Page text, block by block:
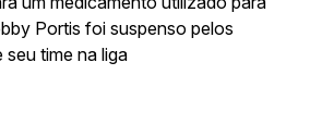
Portis foi suspenso pelos
time na liga